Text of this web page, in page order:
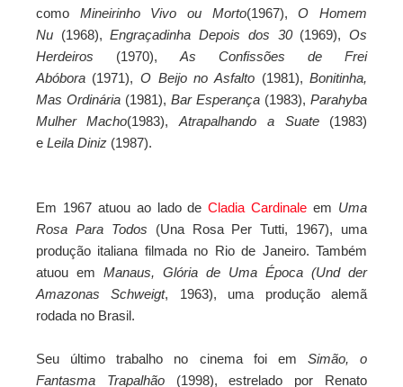
como Mineirinho Vivo ou Morto(1967),O Homem
Nu(1968),Engraçadinha Depois dos 30(1969),Os
Herdeiros (1970), As Confissões de Frei
Abóbora(1971),O Beijo no Asfalto(1981),Bonitinha,
Mas Ordinária(1981),Bar Esperança (1983),Parahyba
Mulher Macho(1983),Atrapalhando a Suate(1983)
e Leila Diniz(1987).
Em 1967 atuou ao lado deCladia Cardinale em Uma
Rosa Para Todos (Una Rosa Per Tutti, 1967), uma
produção italiana filmada no Rio de Janeiro. Também
atuou em Manaus, Glória de Uma Época (Und der
Amazonas Schweigt, 1963), uma produção alemã
rodada no Brasil.
Seu último trabalho no cinema foi emSimão, o
Fantasma Trapalhão(1998), estrelado por Renato